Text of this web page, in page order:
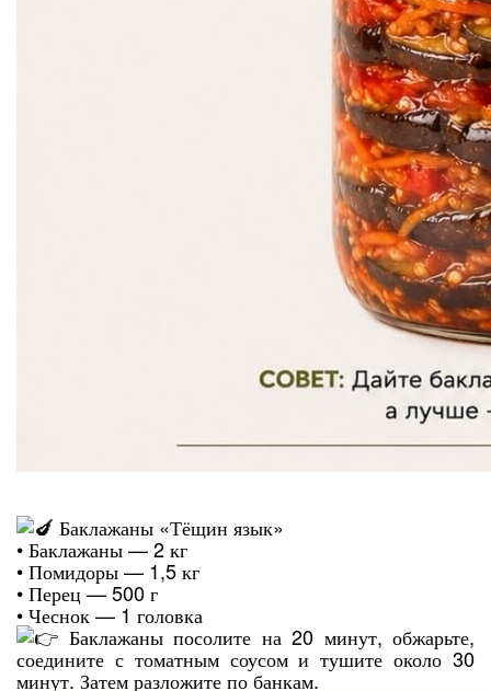
Баклажаны «Тёщин язык»
• Баклажаны — 2 кг
• Помидоры — 1,5 кг
• Перец — 500 г
• Чеснок — 1 головка
Баклажаны посолите на 20 минут, обжарьте,
соедините с томатным соусом и тушите около 30
минут. Затем разложите по банкам.